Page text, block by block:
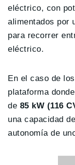
eléctrico, con
alimentados por
para recorrer
eléctrico.
En el caso de
plataforma
de 85 kW (116
una capacidad de
autonomía de